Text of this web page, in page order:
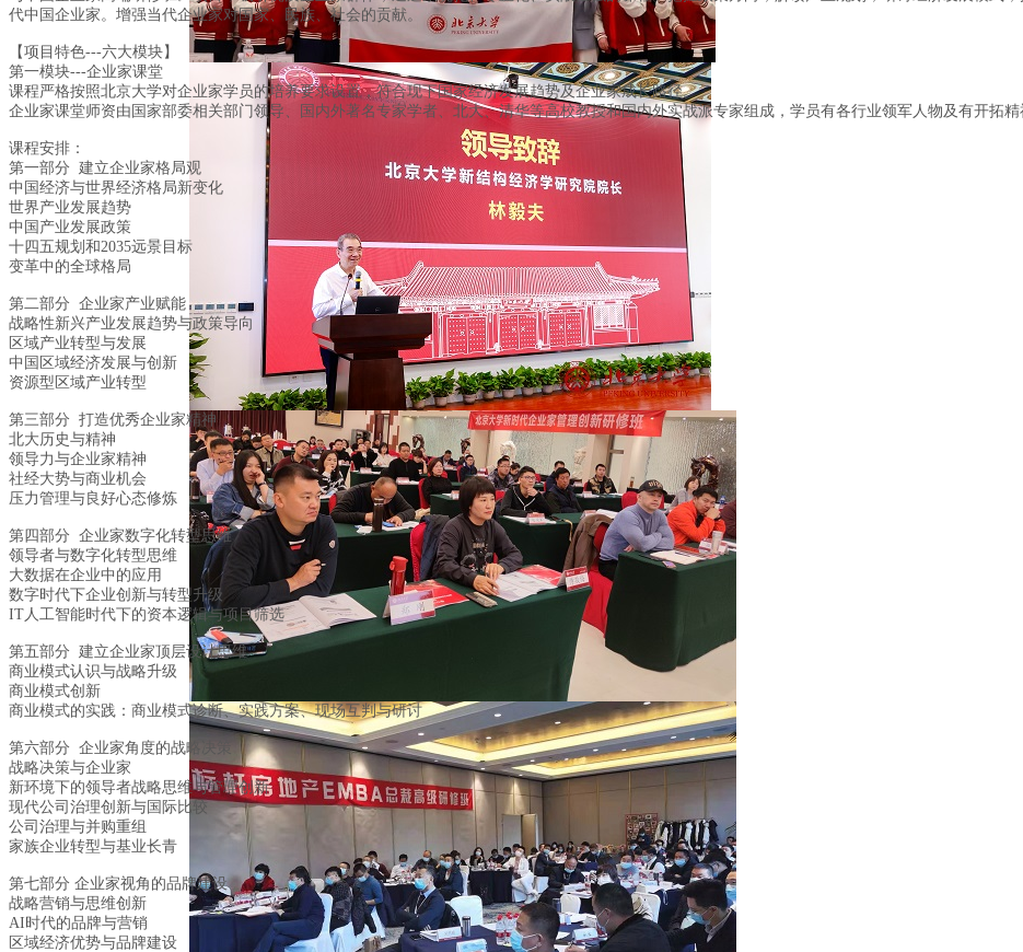
代中国企业家。增强当代企业家对国家、民族、社会的贡献。
【项目特色---六大模块】
第一模块---企业家课堂
课程严格按照北京大学对企业家学员的培养要求设置，符合现下国家经济发展趋势及企业家成长路径。
企业家课堂师资由国家部委相关部门领导、国内外著名专家学者、北大、清华等高校教授和国内外实战派专家组成，学员有各行业领军人物及有开拓精
课程安排：
第一部分 建立企业家格局观
中国经济与世界经济格局新变化
世界产业发展趋势
中国产业发展政策
十四五规划和2035远景目标
变革中的全球格局
第二部分 企业家产业赋能
战略性新兴产业发展趋势与政策导向
区域产业转型与发展
中国区域经济发展与创新
资源型区域产业转型
第三部分 打造优秀企业家精神
北大历史与精神
领导力与企业家精神
社经大势与商业机会
压力管理与良好心态修炼
第四部分 企业家数字化转型思维
领导者与数字化转型思维
大数据在企业中的应用
数字时代下企业创新与转型升级
IT人工智能时代下的资本逻辑与项目筛选
第五部分 建立企业家顶层设计思维
商业模式认识与战略升级
商业模式创新
商业模式的实践：商业模式诊断、实践方案、现场互判与研讨
第六部分 企业家角度的战略决策
战略决策与企业家
新环境下的领导者战略思维与管理创新
现代公司治理创新与国际比较
公司治理与并购重组
家族企业转型与基业长青
第七部分 企业家视角的品牌建设
战略营销与思维创新
AI时代的品牌与营销
区域经济优势与品牌建设